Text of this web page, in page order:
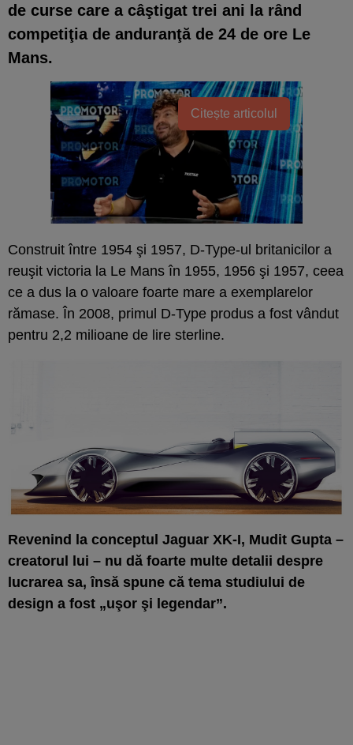
de curse care a câştigat trei ani la rând
competiţia de anduranţă de 24 de ore Le
Mans.
Citește articolul
Construit între 1954 şi 1957, D-Type-ul britanicilor a
reuşit victoria la Le Mans în 1955, 1956 şi 1957, ceea
ce a dus la o valoare foarte mare a exemplarelor
rămase. În 2008, primul D-Type produs a fost vândut
pentru 2,2 milioane de lire sterline.
Revenind la conceptul Jaguar XK-I, Mudit Gupta –
creatorul lui – nu dă foarte multe detalii despre
lucrarea sa, însă spune că tema studiului de
design a fost „uşor şi legendar”.